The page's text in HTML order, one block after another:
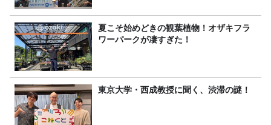
夏こそ始めどきの観葉植物！オザキフラ
ワーパークが凄すぎた！
東京大学・西成教授に聞く、渋滞の謎！